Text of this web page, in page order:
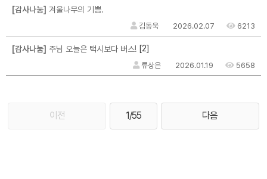
[감사나눔] 겨울나무의 기쁨.
김동욱 2026.02.07 6213
[감사나눔] 주님 오늘은 택시보다 버스! [2]
류상은 2026.01.19 5658
이전 1/55 다음